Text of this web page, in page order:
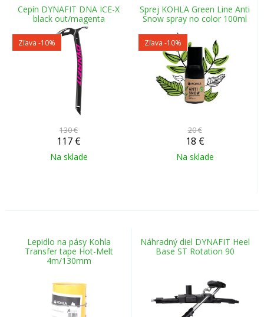
Cepín DYNAFIT DNA ICE-X
black out/magenta
Zľava -10%
130 €
117 €
Na sklade
Sprej KOHLA Green Line Anti
Snow spray no color 100ml
Zľava -10%
20 €
18 €
Na sklade
Lepidlo na pásy Kohla
Transfer tape Hot-Melt
4m/130mm
Náhradný diel DYNAFIT Heel
Base ST Rotation 90